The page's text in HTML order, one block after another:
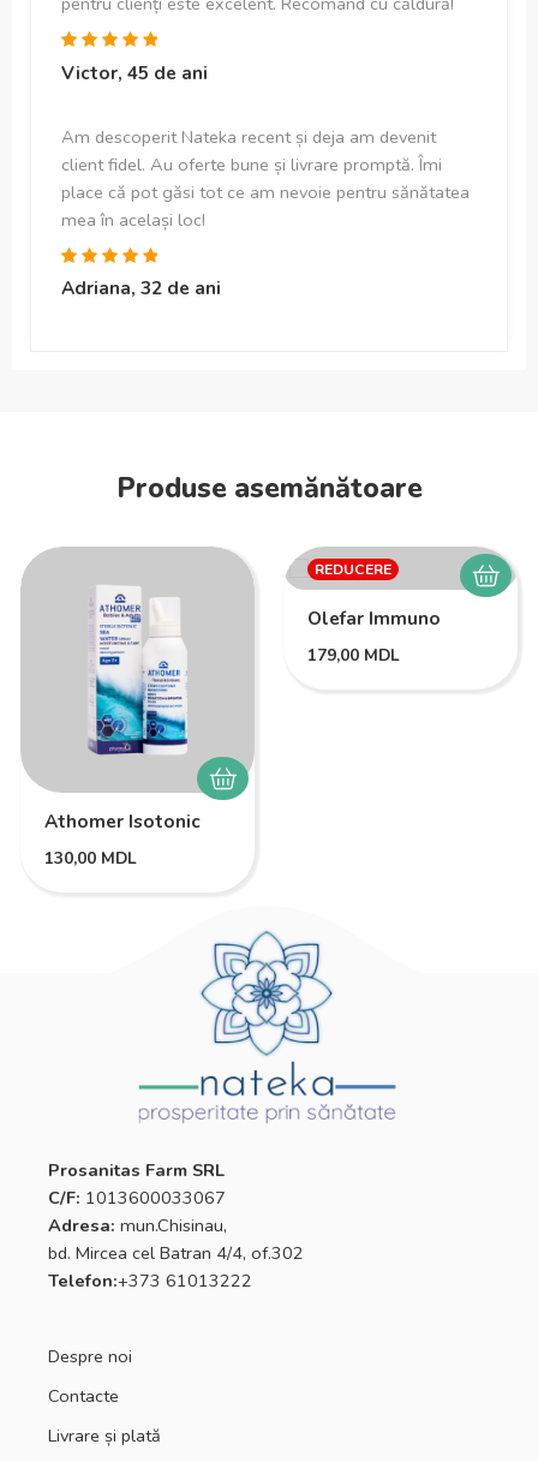
Victor, 45 de ani
Am descoperit Nateka recent și deja am devenit
client fidel. Au oferte bune și livrare promptă. Îmi
place că pot găsi tot ce am nevoie pentru sănătatea
mea în același loc!
Adriana, 32 de ani
Produse asemănătoare
Athomer Isotonic
130,00 MDL
REDUCERE
Olefar Immuno
179,00 MDL
Prosanitas Farm SRL
C/F: 1013600033067
Adresa: mun.Chisinau,
bd. Mircea cel Batran 4/4, of.302
Telefon:+373 61013222
Despre noi
Contacte
Livrare și plată